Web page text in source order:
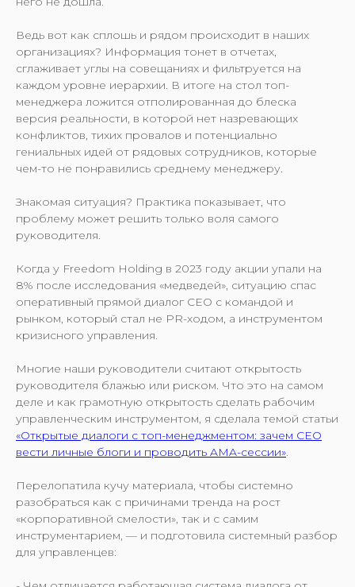
Ведь вот как сплошь и рядом происходит в наших
организациях? Информация тонет в отчетах,
сглаживает углы на совещаниях и фильтруется на
каждом уровне иерархии. В итоге на стол топ-
менеджера ложится отполированная до блеска
версия реальности, в которой нет назревающих
конфликтов, тихих провалов и потенциально
гениальных идей от рядовых сотрудников, которые
чем-то не понравились среднему менеджеру.
Знакомая ситуация? Практика показывает, что
проблему может решить только воля самого
руководителя.
Когда у Freedom Holding в 2023 году акции упали на
8% после исследования «медведей», ситуацию спас
оперативный прямой диалог CEO с командой и
рынком, который стал не PR-ходом, а инструментом
кризисного управления.
Многие наши руководители считают открытость
руководителя блажью или риском. Что это на самом
деле и как грамотную открытость сделать рабочим
управленческим инструментом, я сделала темой статьи
«Открытые диалоги с топ-менеджментом: зачем CEO
вести личные блоги и проводить AMA-сессии».
Перелопатила кучу материала, чтобы системно
разобраться как с причинами тренда на рост
«корпоративной смелости», так и с самим
инструментарием, — и подготовила системный разбор
для управленцев: